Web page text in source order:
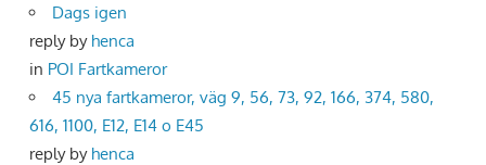
Dags igen
reply by henca
in POI Fartkameror
45 nya fartkameror, väg 9, 56, 73, 92, 166, 374, 580,
616, 1100, E12, E14 o E45
reply by henca